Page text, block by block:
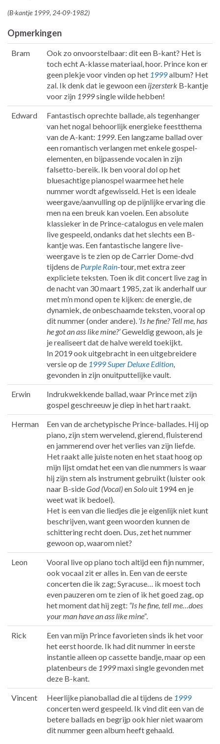
(B-kantje 1999, 24-09-1982)
Opmerkingen
Bram
Ook zo onvoorstelbaar: dit een B-kant? Het is
toch echt A-klasse materiaal, hoor. Prince kon er
geen plekje voor vinden op het 1999album? Het
zal. Ik denk dat ie gewoon een ijzersterk B-kantje
voor zijn 1999single wilde hebben!
Edward
Fantastisch oprechte ballade, als tegenhanger
van het nogal behoorlijk energieke feestthema
van de A-kant: 1999. Een langzame ballad over
een romantisch verlangen met enkele gospel-
elementen, en bijpassende vocalen in zijn
falsetto-bereik. Ik ben vooral dol op het
bluesachtige pianospel waarmee het hele
nummer wordt afgewisseld. Het is een ideale
weergave/aanvulling op de pijnlijke ervaring die
men na een breuk kan voelen. Een absolute
klassieker in de Prince-catalogus en vele malen
live gespeeld, ondanks dat het slechts een B-
kantje was. Een fantastische langere live-
weergave is te zien op de Carrier Dome-dvd
tijdens de Purple Rain-tour, met extra zeer
expliciete teksten. Toen ik dit concert live zag in
de nacht van 30 maart 1985, zat ik anderhalf uur
met m’n mond open te kijken: de energie, de
dynamiek, de onbeschaamde teksten, vooral op
dit nummer (onder andere). ‘Is he fine? Tell me, has
he got an ass like mine?’Geweldig gewoon, als je
je realiseert dat de halve wereld toekijkt.
In 2019 ook uitgebracht in een uitgebreidere
versie op de 1999 Super Deluxe Edition,
gevonden in zijn onuitputtelijke vault.
Erwin
Indrukwekkende ballad, waar Prince met zijn
gospel geschreeuw je diep in het hart raakt.
Herman
Een van de archetypische Prince-ballades. Hij op
piano, zijn stem wervelend, gierend, fluisterend
en jammerend over het verlies van zijn liefde.
Het raakt alle juiste noten en het staat hoog op
mijn lijst omdat het een van die nummers is waar
hij zijn stem als instrument gebruikt (luister ook
naar B-sideGod (Vocal)enSolouit 1994 en je
weet wat ik bedoel).
Het is een van die liedjes die je eigenlijk niet kunt
beschrijven, want geen woorden kunnen de
schittering recht doen. Dus, zet het nummer
gewoon op, waarom niet?
Leon
Vooral live op piano toch altijd een fijn nummer,
ook vocaal zit er alles in. Een van de eerste
concerten die ik zag; Syracuse… ik moest toch
even pauzeren om te zien of ik het goed zag, op
het moment dat hij zegt: “Is he fine, tell me…does
your man have an ass like mine”.
Rick
Een van mijn Prince favorieten sinds ik het voor
het eerst hoorde. Ik had dit nummer in eerste
instantie alleen op cassette bandje, maar op een
platenbeurs de 1999maxi single gevonden met
deze B-kant.
Vincent Heerlijke pianoballad die al tijdens de 1999
concerten werd gespeeld. Ik vind dit een van de
betere ballads en begrijp ook hier niet waarom
dit nummer geen album heeft gehaald.